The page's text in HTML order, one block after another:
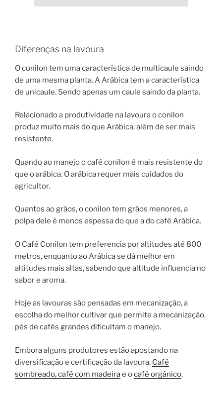
Diferenças na lavoura
O conilon tem uma característica de multicaule saindo
de uma mesma planta. A Arábica tem a característica
de unicaule. Sendo apenas um caule saindo da planta.
Relacionado a produtividade na lavoura o conilon
produz muito mais do que Arábica, além de ser mais
resistente.
Quando ao manejo o café conilon é mais resistente do
que o arábica. O arábica requer mais cuidados do
agricultor.
Quantos ao grãos, o conilon tem grãos menores, a
polpa dele é menos espessa do que a do café Arábica.
O Café Conilon tem preferencia por altitudes até 800
metros, enquanto ao Arábica se dá melhor em
altitudes mais altas, sabendo que altitude influencia no
sabor e aroma.
Hoje as lavouras são pensadas em mecanização, a
escolha do melhor cultivar que permite a mecanização,
pés de cafés grandes dificultam o manejo.
Embora alguns produtores estão apostando na
diversificação e certificação da lavoura. Café
sombreado, café com madeirae ocafé orgânico.